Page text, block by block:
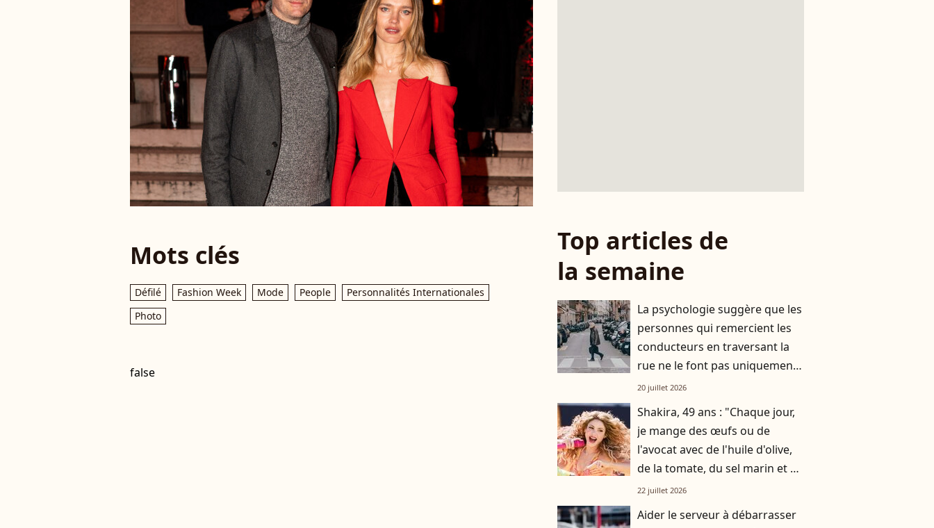
Mots clés
Défilé Fashion Week Mode People
Personnalités Internationales
Photo
false
Top articles de
la semaine
La psychologie suggère que les
personnes qui remercient les
conducteurs en traversant la
rue ne le font pas uniquement
par gratitude
20 juillet 2026
Shakira, 49 ans : "Chaque jour,
je mange des œufs ou de
l'avocat avec de l'huile d'olive,
de la tomate, du sel marin et un
smoothie"
22 juillet 2026
Aider le serveur à débarrasser